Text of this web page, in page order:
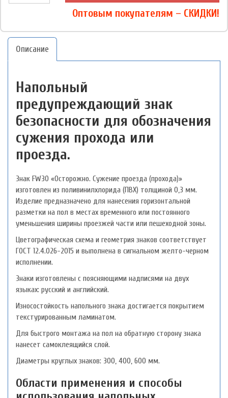
Оптовым покупателям – СКИДКИ!
Описание
Напольный
предупреждающий знак
безопасности для обозначения
сужения прохода или
проезда.
Знак FW30 «Осторожно. Сужение проезда (прохода)»
изготовлен из поливинилхлорида (ПВХ) толщиной 0,3 мм.
Изделие предназначено для нанесения горизонтальной
разметки на пол в местах временного или постоянного
уменьшения ширины проезжей части или пешеходной зоны.
Цветографическая схема и геометрия знаков соответствует
ГОСТ 12.4.026-2015 и выполнена в сигнальном желто-черном
исполнении.
Знаки изготовлены с поясняющими надписями на двух
языках: русский и английский.
Износостойкость напольного знака достигается покрытием
текстурированным ламинатом.
Для быстрого монтажа на пол на обратную сторону знака
нанесет самоклеящийся слой.
Диаметры круглых знаков: 300, 400, 600 мм.
Области применения и способы